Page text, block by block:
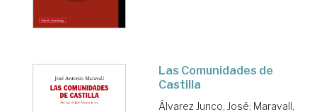
Las Comunidades de
Castilla
Álvarez Junco, José; Maravall,